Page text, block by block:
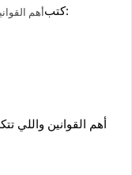
أهم كتب: